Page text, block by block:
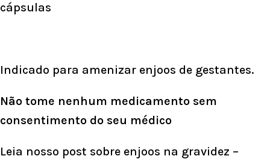
cápsulas
Indicado para amenizar enjoos de gestantes.
Não tome nenhum medicamento sem
consentimento do seu médico
Leia nosso post sobre enjoos na gravidez –